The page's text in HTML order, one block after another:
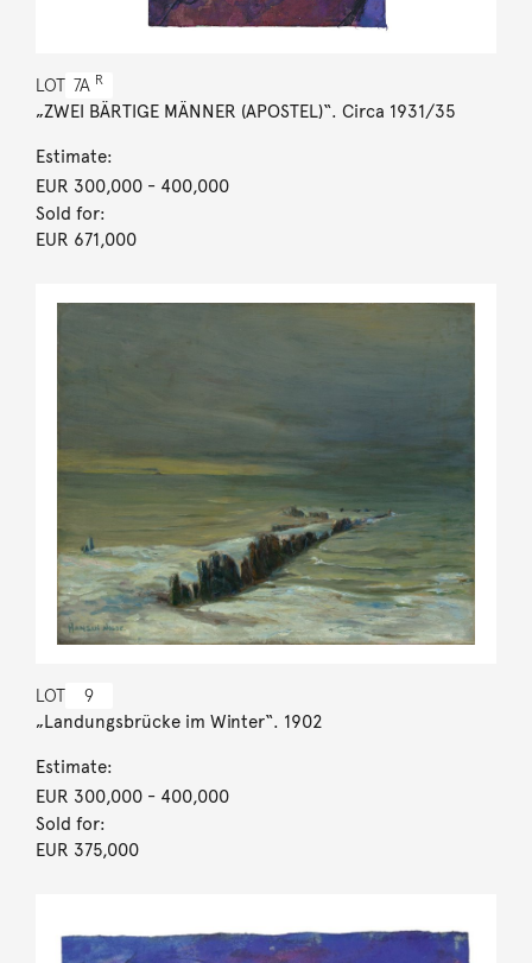
LOT 7A R
„ZWEI BÄRTIGE MÄNNER (APOSTEL)“. Circa 1931/35
Estimate:
EUR 300,000- 400,000
Sold for:
EUR 671,000
LOT 9
„Landungsbrücke im Winter“. 1902
Estimate:
EUR 300,000- 400,000
Sold for:
EUR 375,000